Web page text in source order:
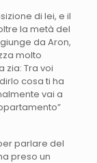
di lei, e il
la metà del
da Aron,
molto
zia: Tra voi
cosa ti ha
vai a
parlare del
preso un